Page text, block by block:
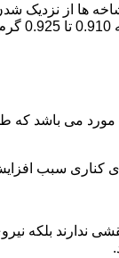
ها از نزدیک
کناری سبب
بلکه